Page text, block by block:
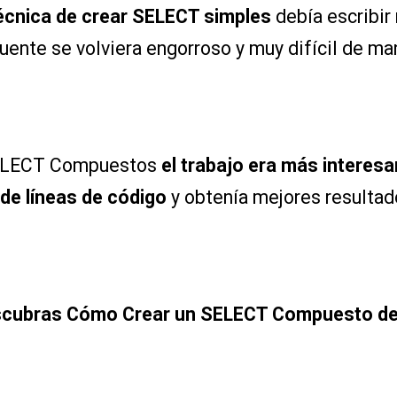
de crear SELECT simples debía escribir
se volviera engorroso y muy difícil de
Compuestos el trabajo era más
líneas de código y obtenía mejores
Cómo Crear un SELECT Compuesto